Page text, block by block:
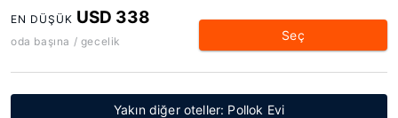
EN DÜŞÜK USD 338
oda başına / gecelik Seç
Yakın diğer oteller: Pollok Evi